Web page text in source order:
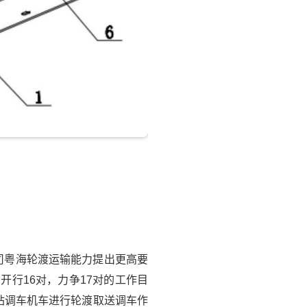
海轮渡运输能力提出更高要
行16对，力争17对的工作目
车机车进行轮渡取送调车作